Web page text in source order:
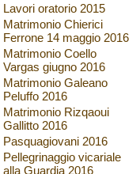
Lavori oratorio 2015
Matrimonio Chierici
Ferrone 14 maggio 2016
Matrimonio Coello
Vargas giugno 2016
Matrimonio Galeano
Peluffo 2016
Matrimonio Rizqaoui
Gallitto 2016
Pasquagiovani 2016
Pellegrinaggio vicariale
alla Guardia 2016